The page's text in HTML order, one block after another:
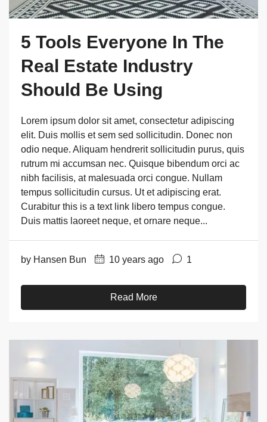
5 Tools Everyone In The
Real Estate Industry
Should Be Using
Lorem ipsum dolor sit amet, consectetur adipiscing
elit. Duis mollis et sem sed sollicitudin. Donec non
odio neque. Aliquam hendrerit sollicitudin purus, quis
rutrum mi accumsan nec. Quisque bibendum orci ac
nibh facilisis, at malesuada orci congue. Nullam
tempus sollicitudin cursus. Ut et adipiscing erat.
Curabitur this is a text link libero tempus congue.
Duis mattis laoreet neque, et ornare neque...
by Hansen Bun 10 years ago 1
Read More